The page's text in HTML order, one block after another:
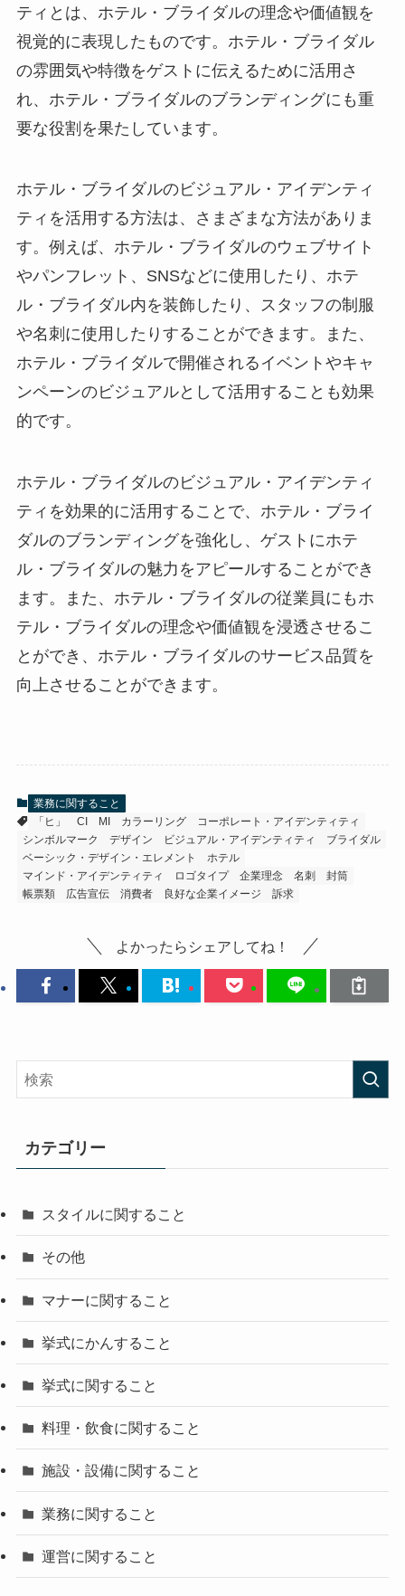
ティとは、ホテル・ブライダルの理念や価値観を
視覚的に表現したものです。ホテル・ブライダル
の雰囲気や特徴をゲストに伝えるために活用さ
れ、ホテル・ブライダルのブランディングにも重
要な役割を果たしています。
ホテル・ブライダルのビジュアル・アイデンティ
ティを活用する方法は、さまざまな方法がありま
す。例えば、ホテル・ブライダルのウェブサイト
やパンフレット、SNSなどに使用したり、ホテ
ル・ブライダル内を装飾したり、スタッフの制服
や名刺に使用したりすることができます。また、
ホテル・ブライダルで開催されるイベントやキャ
ンペーンのビジュアルとして活用することも効果
的です。
ホテル・ブライダルのビジュアル・アイデンティ
ティを効果的に活用することで、ホテル・ブライ
ダルのブランディングを強化し、ゲストにホテ
ル・ブライダルの魅力をアピールすることができ
ます。また、ホテル・ブライダルの従業員にもホ
テル・ブライダルの理念や価値観を浸透させるこ
とができ、ホテル・ブライダルのサービス品質を
向上させることができます。
業務に関すること
「ヒ」
CI MI カラーリング
コーポレート・アイデンティティ
シンボルマーク
デザイン ビジュアル・アイデンティティ
ブライダル
ベーシック・デザイン・エレメント
ホテル
マインド・アイデンティティ
ロゴタイプ 企業理念 名刺
封筒
帳票類
広告宣伝 消費者 良好な企業イメージ 訴求
よかったらシェアしてね！
カテゴリー
スタイルに関すること
その他
マナーに関すること
挙式にかんすること
挙式に関すること
料理・飲食に関すること
施設・設備に関すること
業務に関すること
運営に関すること